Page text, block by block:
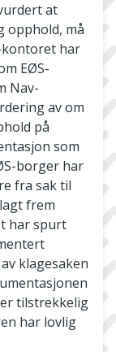
at
opphold, må
har
EØS-
Nav-
av om
på
som
borger har
fra sak til
frem
har spurt
klagesaken
tilstrekkelig
har lovlig